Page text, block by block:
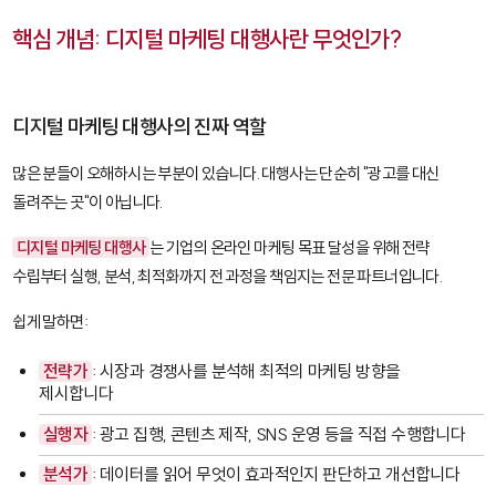
핵심 개념: 디지털 마케팅 대행사란 무엇인가?
디지털 마케팅 대행사의 진짜 역할
많은 분들이 오해하시는 부분이 있습니다. 대행사는 단순히 "광고를 대신
돌려주는 곳"이 아닙니다.
디지털 마케팅 대행사 는 기업의 온라인 마케팅 목표 달성을 위해 전략
수립부터 실행, 분석, 최적화까지 전 과정을 책임지는 전문 파트너입니다.
쉽게 말하면:
전략가 : 시장과 경쟁사를 분석해 최적의 마케팅 방향을
제시합니다
실행자 : 광고 집행, 콘텐츠 제작, SNS 운영 등을 직접 수행합니다
분석가 : 데이터를 읽어 무엇이 효과적인지 판단하고 개선합니다